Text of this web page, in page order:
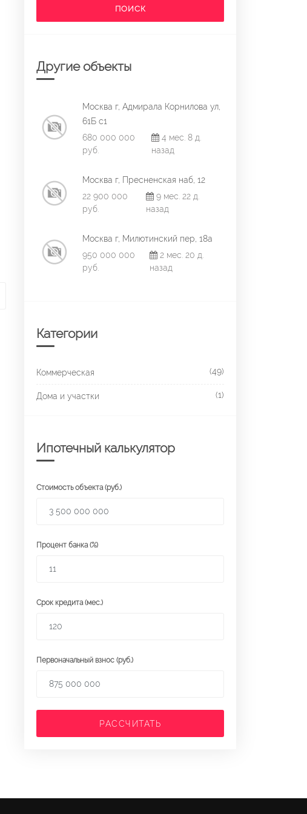
ПОИСК
Другие объекты
Москва г, Адмирала Корнилова ул,
61Б с1
680 000 000
руб.
4 мес. 8 д.
назад
Москва г, Пресненская наб, 12
22 900 000
руб.
9 мес. 22 д.
назад
Москва г, Милютинский пер, 18а
950 000 000
руб.
2 мес. 20 д.
назад
Категории
Коммерческая (49)
Дома и участки (1)
Ипотечный калькулятор
Стоимость объекта (руб.)
Процент банка (%)
Срок кредита (мес.)
Первоначальный взнос (руб.)
РАССЧИТАТЬ